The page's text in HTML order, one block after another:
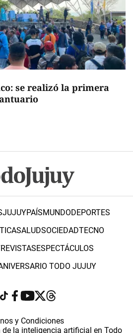
se realizó la primera
JUJUYPAÍSMUNDODEPORTES
SALUDSOCIEDADTECNO
ESPECTÁCULOS
TODO JUJUY
y Condiciones
la inteligencia artificial en Todo